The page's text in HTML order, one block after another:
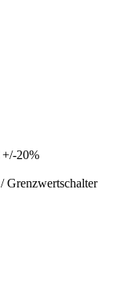
20%
Grenzwertschalter